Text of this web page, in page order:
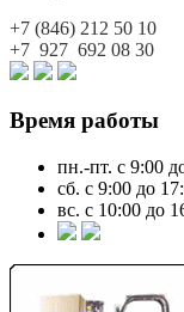
+7 (846) 212 50 10
+7 927 692 08 30
Время работы
пн.-пт. с 9:00
сб. с 9:00 до
вс. с 10:00 до